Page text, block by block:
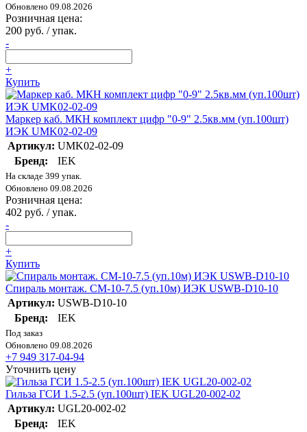
Обновлено 09.08.2026
Розничная цена:
200 руб. / упак.
-
+
Купить
Маркер каб. МКН комплект цифр "0-9" 2.5кв.мм (уп.100шт)
ИЭК UMK02-02-09
Артикул: UMK02-02-09
Бренд:
IEK
На складе 399 упак.
Обновлено 09.08.2026
Розничная цена:
402 руб. / упак.
-
+
Купить
Спираль монтаж. СМ-10-7.5 (уп.10м) ИЭК USWB-D10-10
Артикул: USWB-D10-10
Бренд:
IEK
Под заказ
Обновлено 09.08.2026
+7 949 317-04-94
Уточнить цену
Гильза ГСИ 1.5-2.5 (уп.100шт) IEK UGL20-002-02
Артикул: UGL20-002-02
Бренд:
IEK